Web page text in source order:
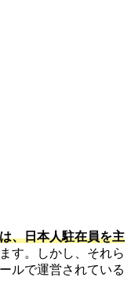
、日本人駐在員を主
す。しかし、それら
ルで運営されている